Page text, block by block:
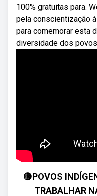
100% gratuitas para.
pela conscientização
para comemorar esta
diversidade dos
🟡POVOS
TRABALHAR